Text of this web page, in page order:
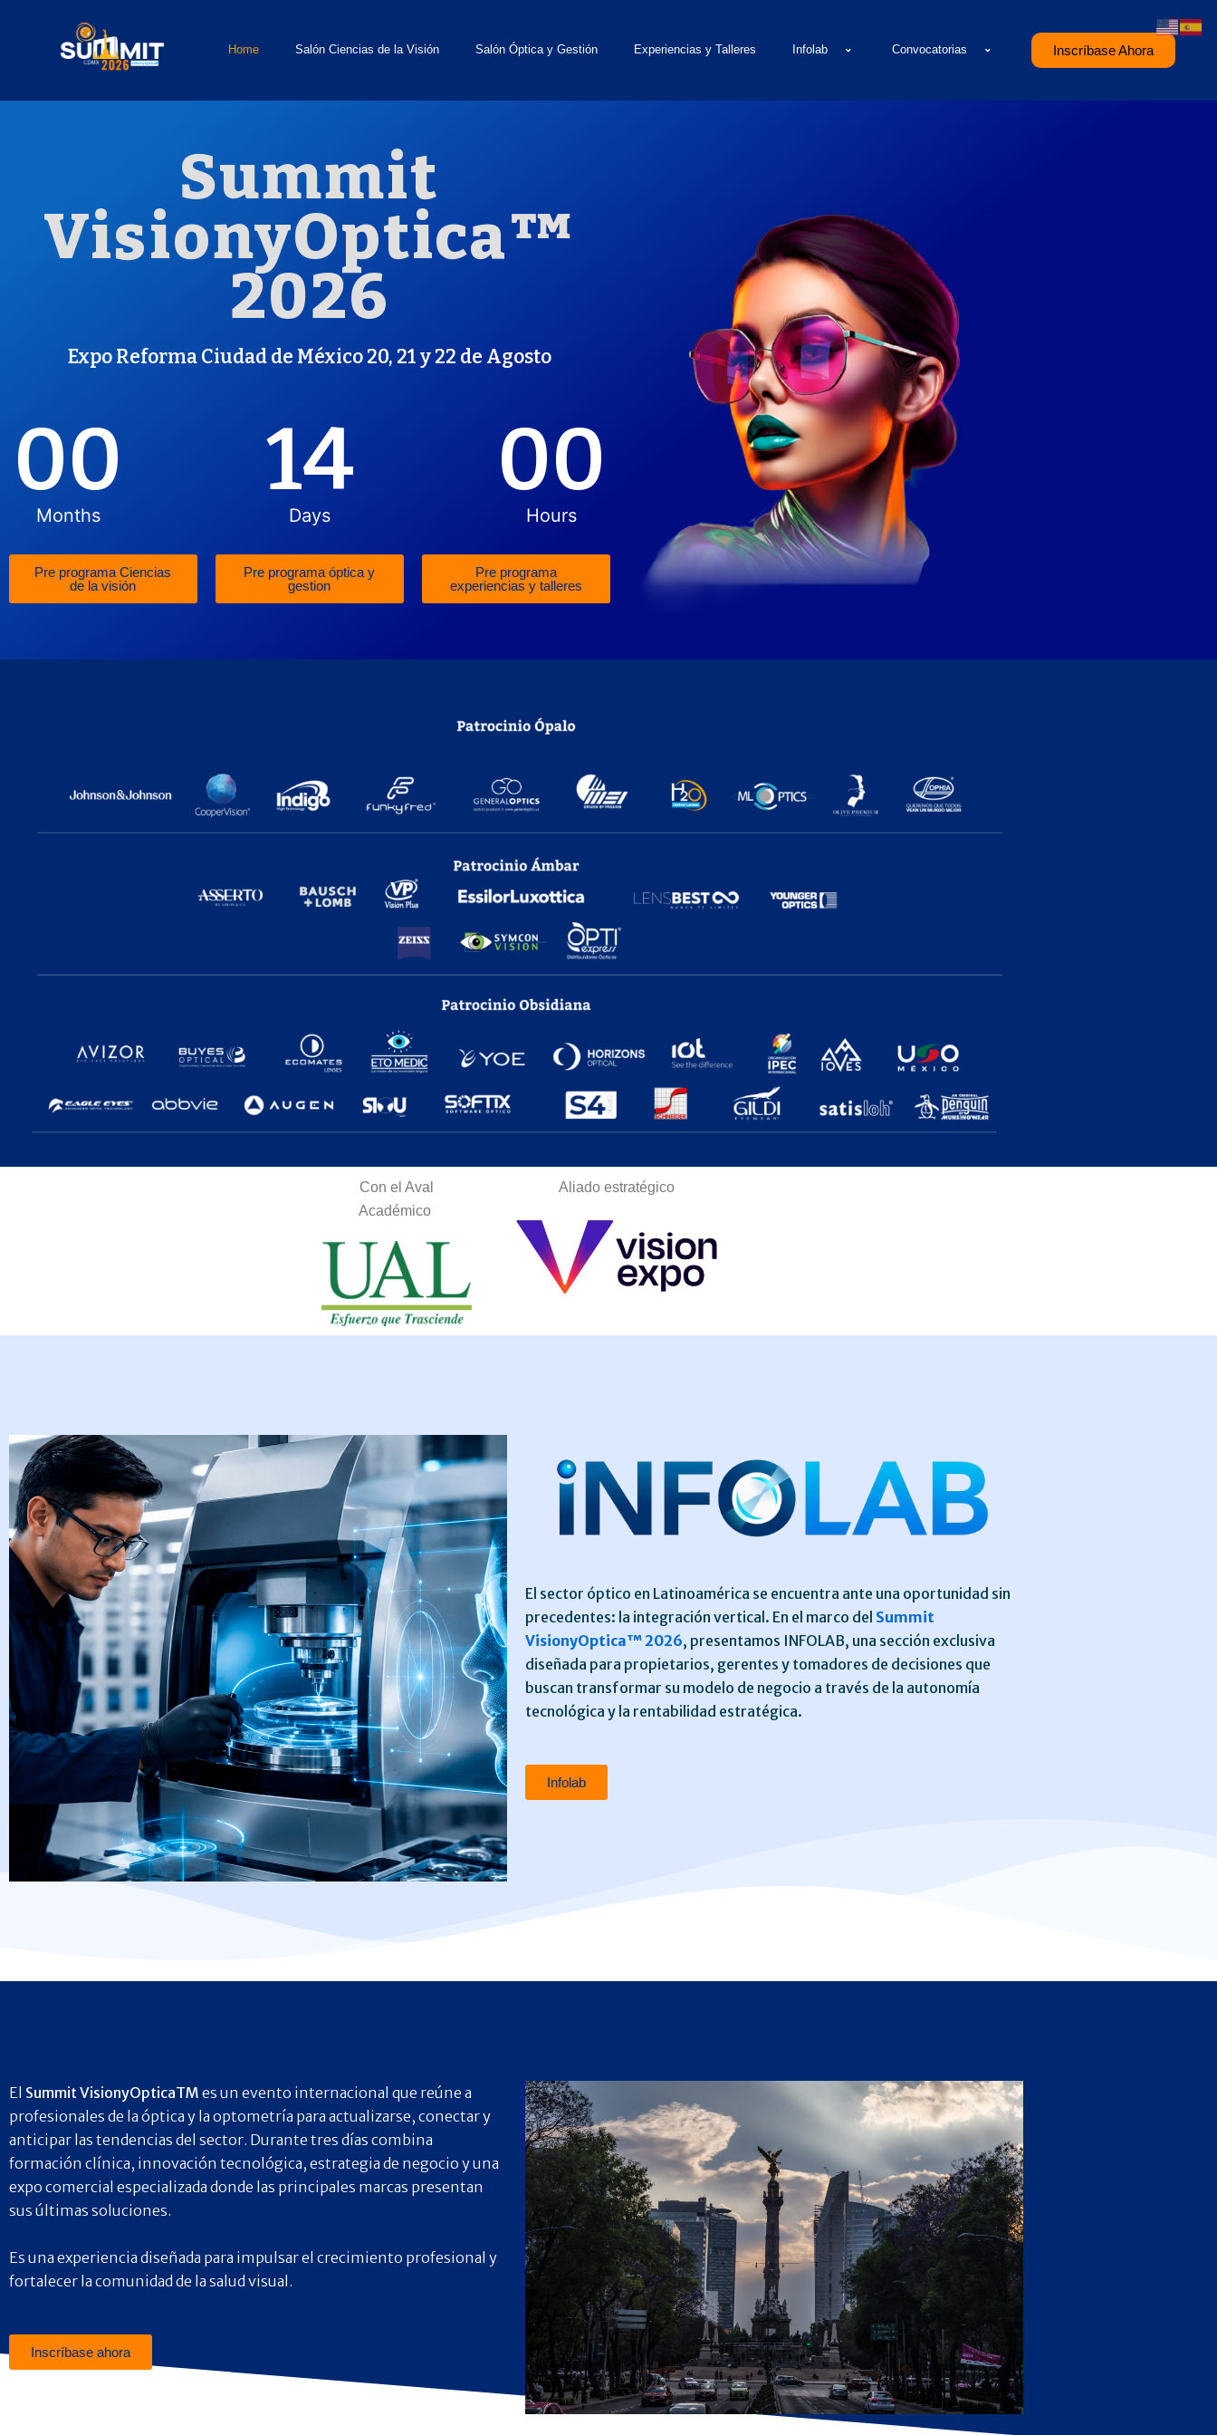
contenido
Home Salón Ciencias de la Visión Salón Óptica y Gestión Experiencias y Talleres Infolab Convocatorias Inscríbase Ahora
Summit
VisionyOptica™
2026
Expo Reforma Ciudad de México 20, 21 y 22 de Agosto
00
Months
14
Days
00
Hours
Pre programa Ciencias
de la visión
Pre programa óptica y
gestion
Pre programa
experiencias y talleres
Con el Aval
Académico
Aliado estratégico
El sector óptico en Latinoamérica se encuentra ante una oportunidad sin
precedentes: la integración vertical. En el marco del Summit
VisionyOptica™ 2026, presentamos INFOLAB, una sección exclusiva
diseñada para propietarios, gerentes y tomadores de decisiones que
buscan transformar su modelo de negocio a través de la autonomía
tecnológica y la rentabilidad estratégica.
Infolab
El Summit VisionyOpticaTM es un evento internacional que reúne a
profesionales de la óptica y la optometría para actualizarse, conectar y
anticipar las tendencias del sector. Durante tres días combina
formación clínica, innovación tecnológica, estrategia de negocio y una
expo comercial especializada donde las principales marcas presentan
sus últimas soluciones.
Es una experiencia diseñada para impulsar el crecimiento profesional y
fortalecer la comunidad de la salud visual.
Inscríbase ahora